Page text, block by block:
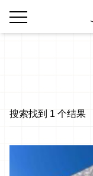
搜索找到 1 个结果